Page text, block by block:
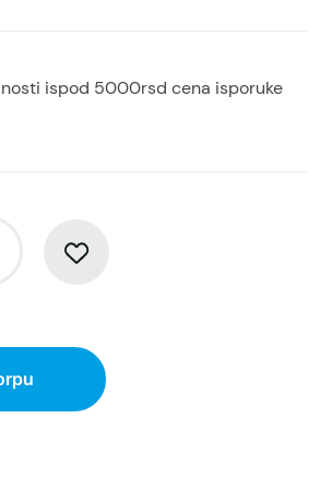
ispod 5000rsd cena isporuke